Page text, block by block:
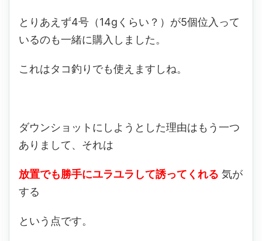
とりあえず4号（14gくらい？）が5個位入って
いるのも一緒に購入しました。
これはタコ釣りでも使えますしね。
ダウンショットにしようとした理由はもう一つ
ありまして、それは
放置でも勝手にユラユラして誘ってくれる 気が
する
という点です。